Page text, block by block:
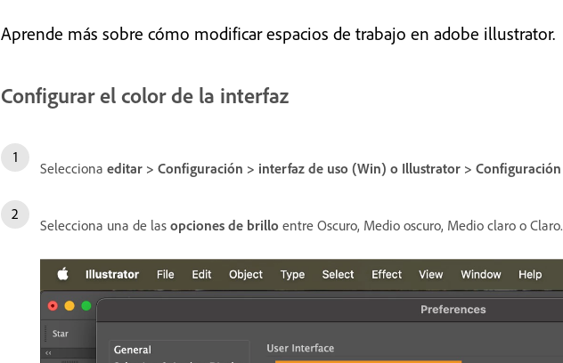
Aprende más sobre cómo modificar espacios de trabajo en adobe illustrator.
Configurar el color de la interfaz
Selecciona editar > Configuración > interfaz de uso (Win) o Illustrator > Configuración
Selecciona una de las opciones de brillo entre Oscuro, Medio oscuro, Medio claro o Claro.